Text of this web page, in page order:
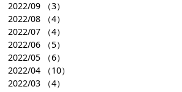
2022/09 （3）
2022/08 （4）
2022/07 （4）
2022/06 （5）
2022/05 （6）
2022/04 （10）
2022/03 （4）